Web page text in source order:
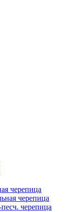
черепица
черепица
черепица